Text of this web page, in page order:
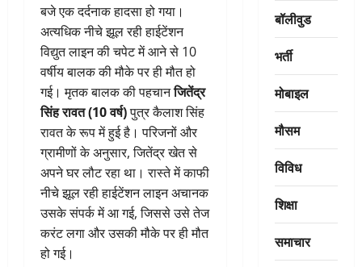
बजे एक दर्दनाक हादसा हो गया।
अत्यधिक नीचे झूल रही हाईटेंशन
विद्युत लाइन की चपेट में आने से 10
वर्षीय बालक की मौके पर ही मौत हो
गई। मृतक बालक की पहचानजितेंद्र
सिंह रावत (10 वर्ष)पुत्र कैलाश सिंह
रावत के रूप में हुई है। परिजनों और
ग्रामीणों के अनुसार, जितेंद्र खेत से
अपने घर लौट रहा था। रास्ते में काफी
नीचे झूल रही हाईटेंशन लाइन अचानक
उसके संपर्क में आ गई, जिससे उसे तेज
करंट लगा और उसकी मौके पर ही मौत
हो गई।
बॉलीवुड
भर्ती
मोबाइल
मौसम
विविध
शिक्षा
समाचार